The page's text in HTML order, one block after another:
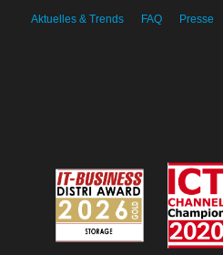
Aktuelles & Trends FAQ Presse